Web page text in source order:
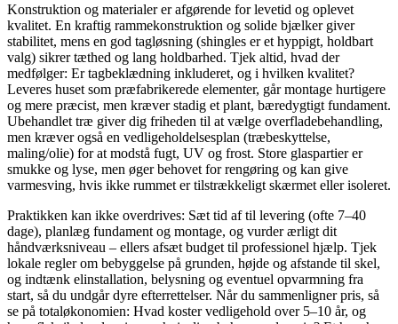
Konstruktion og materialer er afgørende for levetid og oplevet
kvalitet. En kraftig rammekonstruktion og solide bjælker giver
stabilitet, mens en god tagløsning (shingles er et hyppigt, holdbart
valg) sikrer tæthed og lang holdbarhed. Tjek altid, hvad der
medfølger: Er tagbeklædning inkluderet, og i hvilken kvalitet?
Leveres huset som præfabrikerede elementer, går montage hurtigere
og mere præcist, men kræver stadig et plant, bæredygtigt fundament.
Ubehandlet træ giver dig friheden til at vælge overfladebehandling,
men kræver også en vedligeholdelsesplan (træbeskyttelse,
maling/olie) for at modstå fugt, UV og frost. Store glaspartier er
smukke og lyse, men øger behovet for rengøring og kan give
varmesving, hvis ikke rummet er tilstrækkeligt skærmet eller isoleret.
Praktikken kan ikke overdrives: Sæt tid af til levering (ofte 7–40
dage), planlæg fundament og montage, og vurder ærligt dit
håndværksniveau – ellers afsæt budget til professionel hjælp. Tjek
lokale regler om bebyggelse på grunden, højde og afstande til skel,
og indtænk elinstallation, belysning og eventuel opvarmning fra
start, så du undgår dyre efterrettelser. Når du sammenligner pris, så
se på totaløkonomien: Hvad koster vedligehold over 5–10 år, og